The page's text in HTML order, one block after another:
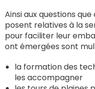
Ainsi aux questions
posent relatives à la
pour faciliter leur
ont émergées sont
la formation des
les accompagner